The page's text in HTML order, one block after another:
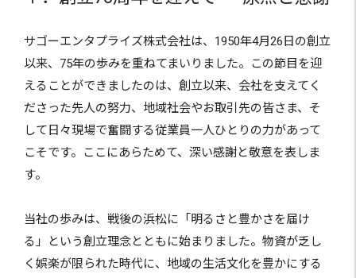
サゴーエンタプライズ株式会社は、1950年4月26日の創立
以来、75年の歩みを重ねてまいりました。この節目を迎
えることができましたのは、創立以来、会社を支えてく
ださった先人の努力、地域社会やお取引先の皆さま、そ
して日々現場で奮闘する従業員一人ひとりの力があって
こそです。ここにあらためて、深い感謝と敬意を表しま
す。
当社の歩みは、戦後の浜松に「明るさと豊かさを届け
る」という創立理念とともに始まりました。物資が乏し
く娯楽が限られた時代に、地域の生活文化を豊かにする